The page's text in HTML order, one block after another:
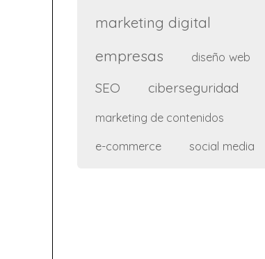
marketing digital
empresas
diseño web
SEO ciberseguridad
marketing de contenidos
e-commerce social media